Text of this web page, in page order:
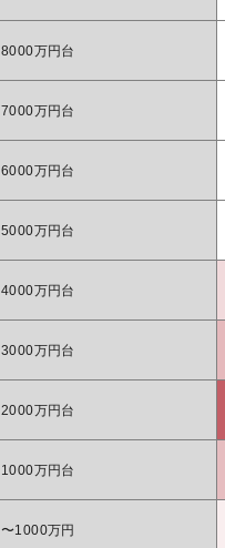
8000万円台
7000万円台
6000万円台
5000万円台
4000万円台
3000万円台
2000万円台
1000万円台
〜1000万円